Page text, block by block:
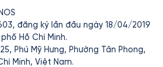
đăng ký lần đầu ngày 18/04/2019
Hồ Chí Minh.
Phú Mỹ Hưng, Phường Tân Phong,
Minh, Việt Nam.